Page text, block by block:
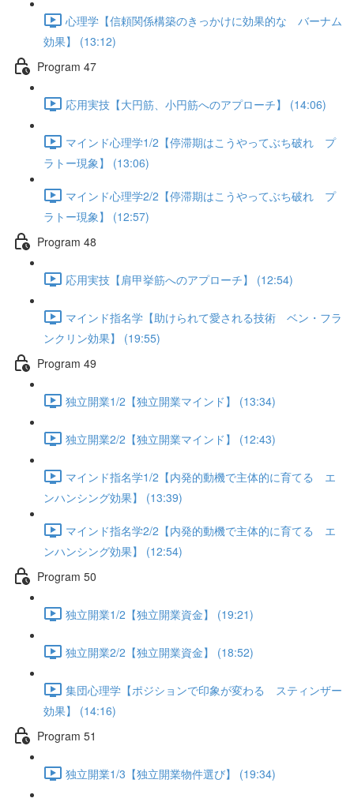
心理学【信頼関係構築のきっかけに効果的な バーナム
効果】 (13:12)
Program 47
応用実技【大円筋、小円筋へのアプローチ】 (14:06)
マインド心理学1/2【停滞期はこうやってぶち破れ プ
ラトー現象】 (13:06)
マインド心理学2/2【停滞期はこうやってぶち破れ プ
ラトー現象】 (12:57)
Program 48
応用実技【肩甲挙筋へのアプローチ】 (12:54)
マインド指名学【助けられて愛される技術 ベン・フラ
ンクリン効果】 (19:55)
Program 49
独立開業1/2【独立開業マインド】 (13:34)
独立開業2/2【独立開業マインド】 (12:43)
マインド指名学1/2【内発的動機で主体的に育てる エ
ンハンシング効果】 (13:39)
マインド指名学2/2【内発的動機で主体的に育てる エ
ンハンシング効果】 (12:54)
Program 50
独立開業1/2【独立開業資金】 (19:21)
独立開業2/2【独立開業資金】 (18:52)
集団心理学【ポジションで印象が変わる スティンザー
効果】 (14:16)
Program 51
独立開業1/3【独立開業物件選び】 (19:34)